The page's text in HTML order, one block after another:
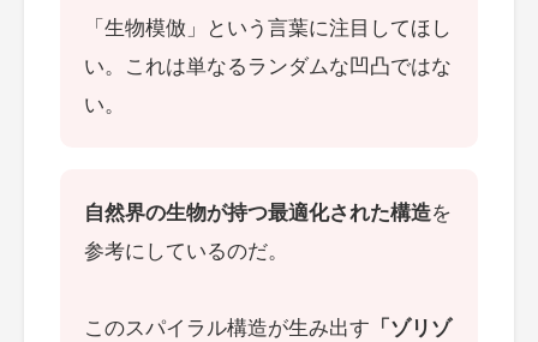
「生物模倣」という言葉に注目してほし
い。これは単なるランダムな凹凸ではな
い。
自然界の生物が持つ最適化された構造を
参考にしているのだ。
このスパイラル構造が生み出す 「ゾリゾ